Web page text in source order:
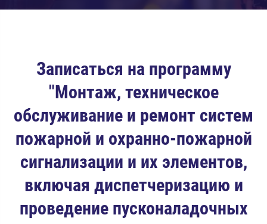
Записаться на программу
"Монтаж, техническое
обслуживание и ремонт систем
пожарной и охранно-пожарной
сигнализации и их элементов,
включая диспетчеризацию и
проведение пусконаладочных